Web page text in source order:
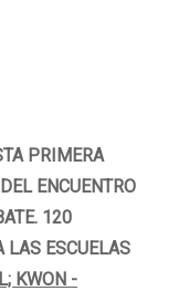
PRIMERA
ENCUENTRO
120
LAS ESCUELAS
KWON -